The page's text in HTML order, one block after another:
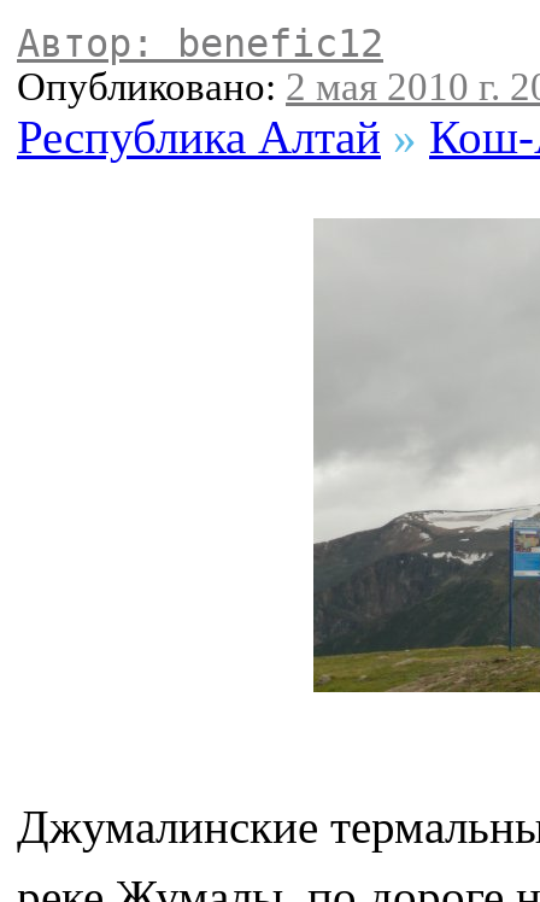
Автор: benefic12
Опубликовано: 2 мая 2010 г.
Республика Алтай » Кош-
Джумалинские